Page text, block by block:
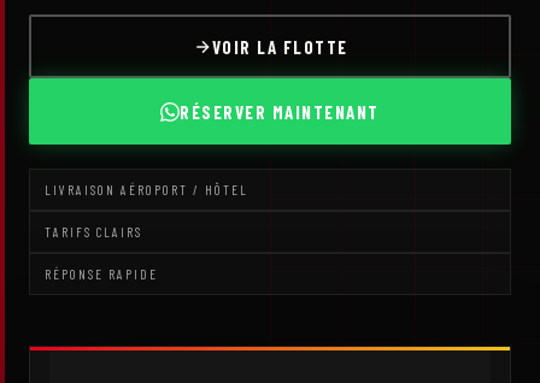
VOIR LA FLOTTE
RÉSERVER MAINTENANT
LIVRAISON AÉROPORT / HÔTEL
TARIFS CLAIRS
RÉPONSE RAPIDE